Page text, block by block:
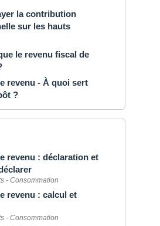
la contribution
sur les hauts
le revenu fiscal de
revenu - À quoi sert
?
revenu : déclaration et
- Consommation
revenu : calcul et
- Consommation